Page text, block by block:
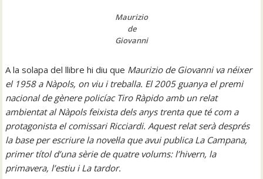
Maurizio
de
Giovanni
A la solapa del llibre hi diu que Maurizio de Giovanni va néixer
el 1958 a Nàpols, on viu i treballa. El 2005 guanya el premi
nacional de gènere policíac Tiro Ràpido amb un relat
ambientat al Nàpols feixista dels anys trenta que té com a
protagonista el comissari Ricciardi. Aquest relat serà després
la base per escriure la novel·la que avui publica La Campana,
primer títol d’una sèrie de quatre volums: l’hivern, la
primavera, l’estiu i La tardor.